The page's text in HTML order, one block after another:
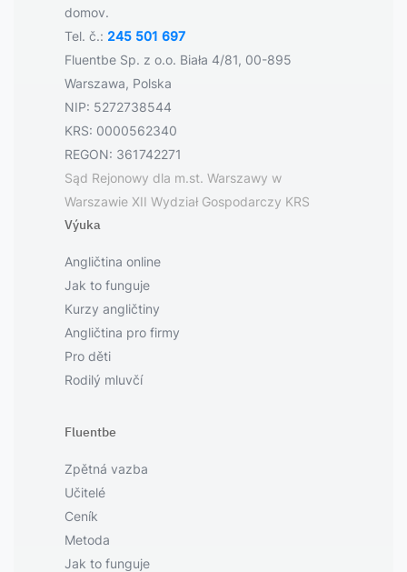
domov.
Tel. č.: 245 501 697
Fluentbe Sp. z o.o. Biała 4/81, 00-895
Warszawa, Polska
NIP: 5272738544
KRS: 0000562340
REGON: 361742271
Sąd Rejonowy dla m.st. Warszawy w
Warszawie XII Wydział Gospodarczy KRS
Výuka
Angličtina online
Jak to funguje
Kurzy angličtiny
Angličtina pro firmy
Pro děti
Rodilý mluvčí
Fluentbe
Zpětná vazba
Učitelé
Ceník
Metoda
Jak to funguje